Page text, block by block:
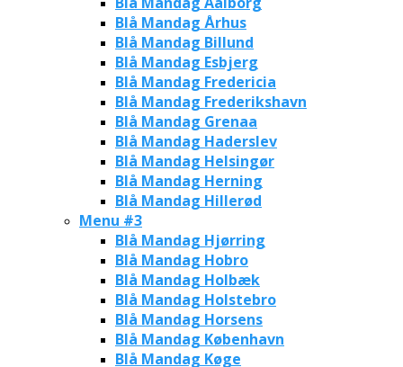
Blå Mandag Århus
Blå Mandag Billund
Blå Mandag Esbjerg
Blå Mandag Fredericia
Blå Mandag Frederikshavn
Blå Mandag Grenaa
Blå Mandag Haderslev
Blå Mandag Helsingør
Blå Mandag Herning
Blå Mandag Hillerød
Menu #3
Blå Mandag Hjørring
Blå Mandag Hobro
Blå Mandag Holbæk
Blå Mandag Holstebro
Blå Mandag Horsens
Blå Mandag København
Blå Mandag Køge